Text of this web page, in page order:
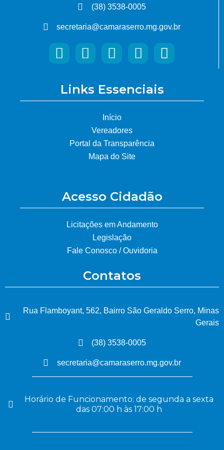
(38) 3538-0005
secretaria@camaraserro.mg.gov.br
Links Essenciais
Início
Vereadores
Portal da Transparência
Mapa do Site
Acesso Cidadão
Licitações em Andamento
Legislação
Fale Conosco / Ouvidoria
Contatos
Rua Flamboyant, 562, Bairro São Geraldo Serro, Minas
Gerais
(38) 3538-0005
secretaria@camaraserro.mg.gov.br
Horário de Funcionamento: de segunda a sexta
das 07:00 h às 17:00 h